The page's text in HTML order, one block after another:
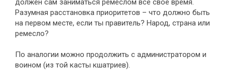
должен сам заниматься ремеслом все свое время.
Разумная расстановка приоритетов – что должно быть
на первом месте, если ты правитель? Народ, страна или
ремесло?
По аналогии можно продолжить с администратором и
воином (из той касты кшатриев).